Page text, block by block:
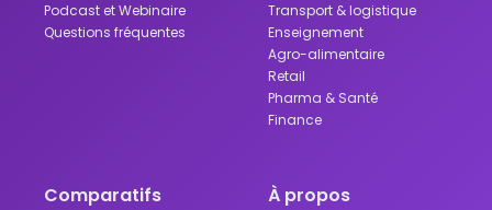
Podcast et Webinaire
Questions fréquentes
Transport & logistique
Enseignement
Agro-alimentaire
Retail
Pharma & Santé
Finance
Comparatifs À propos